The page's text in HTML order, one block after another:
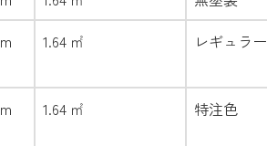
1.64 ㎡ レギュラー
1.64 ㎡ 特注色